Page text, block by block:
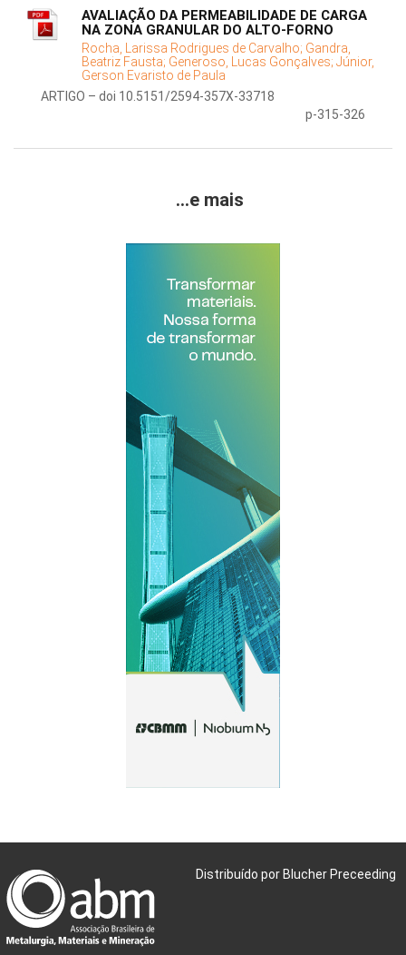
AVALIAÇÃO DA PERMEABILIDADE DE CARGA
NA ZONA GRANULAR DO ALTO-FORNO
Rocha, Larissa Rodrigues de Carvalho; Gandra,
Beatriz Fausta; Generoso, Lucas Gonçalves; Júnior,
Gerson Evaristo de Paula
ARTIGO – doi 10.5151/2594-357X-33718
p-315-326
...e mais
Distribuído por Blucher Preceeding